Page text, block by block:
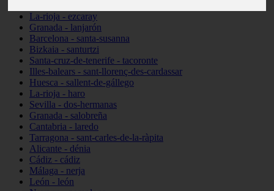
La-rioja - ezcaray
Granada - lanjarón
Barcelona - santa-susanna
Bizkaia - santurtzi
Santa-cruz-de-tenerife - tacoronte
Illes-balears - sant-llorenç-des-cardassar
Huesca - sallent-de-gállego
La-rioja - haro
Sevilla - dos-hermanas
Granada - salobreña
Cantabria - laredo
Tarragona - sant-carles-de-la-ràpita
Alicante - dénia
Cádiz - cádiz
Málaga - nerja
León - león